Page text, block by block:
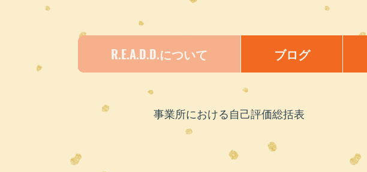
R.E.A.D.D.について ブログ
​事業所における自己評価総括表